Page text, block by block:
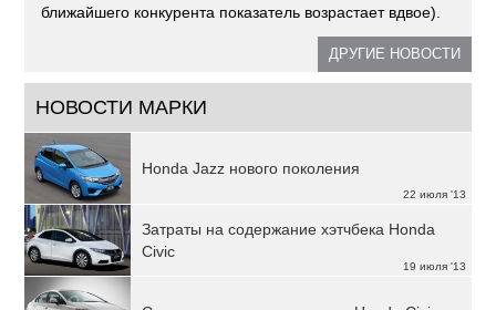
ближайшего конкурента показатель возрастает вдвое).
ДРУГИЕ НОВОСТИ
НОВОСТИ МАРКИ
22 июля '13
Honda Jazz нового поколения
19 июля '13
Затраты на содержание хэтчбека Honda
Civic